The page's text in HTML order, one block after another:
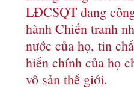
LĐCSQT đang
hành Chiến tranh
nước của họ, tin
hiến chính của họ
vô sản thế giới.